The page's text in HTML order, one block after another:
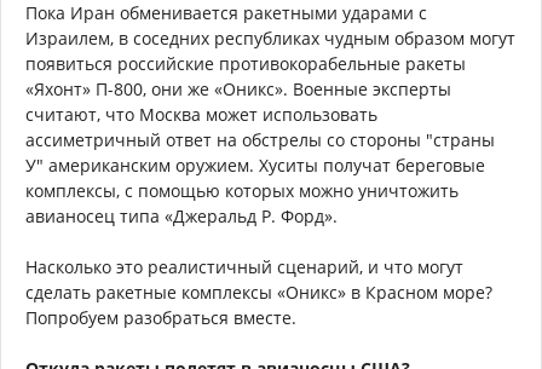
Пока Иран обменивается ракетными ударами с
Израилем, в соседних республиках чудным образом могут
появиться российские противокорабельные ракеты
«Яхонт» П-800, они же «Оникс». Военные эксперты
считают, что Москва может использовать
ассиметричный ответ на обстрелы со стороны "страны
У" американским оружием. Хуситы получат береговые
комплексы, с помощью которых можно уничтожить
авианосец типа «Джеральд Р. Форд».
Насколько это реалистичный сценарий, и что могут
сделать ракетные комплексы «Оникс» в Красном море?
Попробуем разобраться вместе.